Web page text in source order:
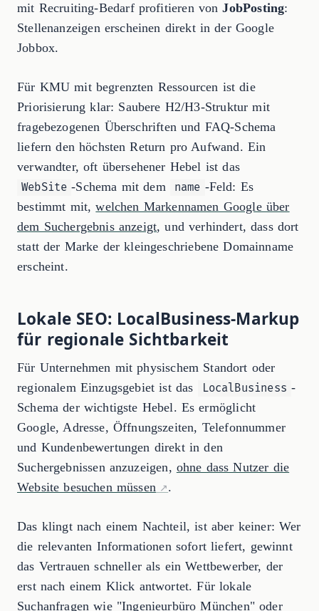
mit Recruiting-Bedarf profitieren vonJobPosting:
Stellenanzeigen erscheinen direkt in der Google
Jobbox.
Für KMU mit begrenzten Ressourcen ist die
Priorisierung klar: Saubere H2/H3-Struktur mit
fragebezogenen Überschriften und FAQ-Schema
liefern den höchsten Return pro Aufwand. Ein
verwandter, oft übersehener Hebel ist das
WebSite -Schema mit dem name -Feld: Es
bestimmt mit,welchen Markennamen Google über
dem Suchergebnis anzeigt, und verhindert, dass dort
statt der Marke der kleingeschriebene Domainname
erscheint.
Lokale SEO: LocalBusiness-Markup
für regionale Sichtbarkeit
Für Unternehmen mit physischem Standort oder
regionalem Einzugsgebiet ist das
LocalBusiness -
Schema der wichtigste Hebel. Es ermöglicht
Google, Adresse, Öffnungszeiten, Telefonnummer
und Kundenbewertungen direkt in den
Suchergebnissen anzuzeigen, ohne dass Nutzer die
Website besuchen müssen
.
Das klingt nach einem Nachteil, ist aber keiner: Wer
die relevanten Informationen sofort liefert, gewinnt
das Vertrauen schneller als ein Wettbewerber, der
erst nach einem Klick antwortet. Für lokale
Suchanfragen wie "Ingenieurbüro München" oder